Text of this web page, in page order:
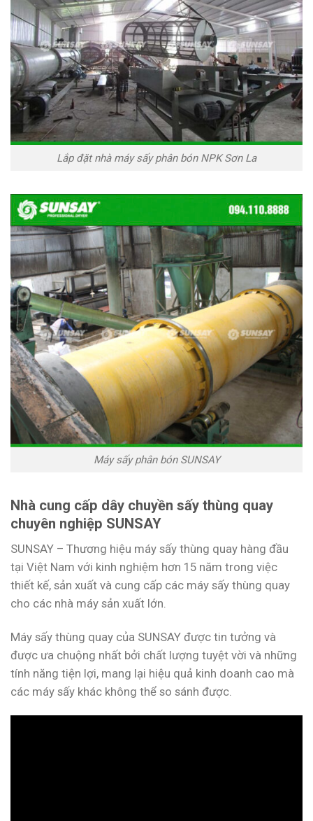
Lắp đặt nhà máy sấy phân bón NPK Sơn La
Máy sấy phân bón SUNSAY
Nhà cung cấp dây chuyền sấy thùng quay
chuyên nghiệp SUNSAY
SUNSAY – Thương hiệu máy sấy thùng quay hàng đầu
tại Việt Nam với kinh nghiệm hơn 15 năm trong việc
thiết kế, sản xuất và cung cấp các máy sấy thùng quay
cho các nhà máy sản xuất lớn.
Máy sấy thùng quay của SUNSAY được tin tưởng và
được ưa chuộng nhất bởi chất lượng tuyệt vời và những
tính năng tiện lợi, mang lại hiệu quả kinh doanh cao mà
các máy sấy khác không thể so sánh được.